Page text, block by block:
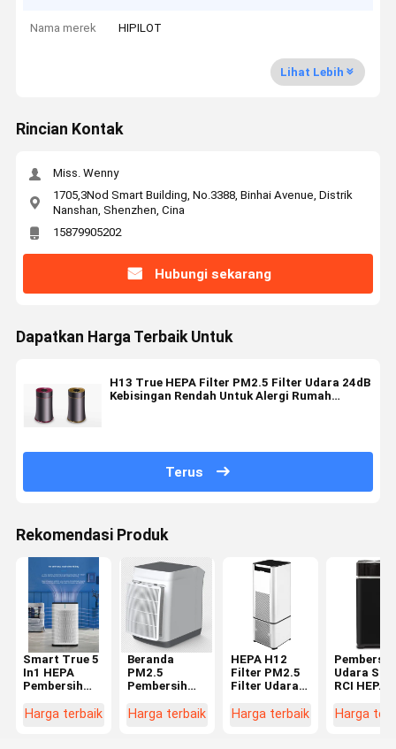
Nama merek HIPILOT
Lihat Lebih
Rincian Kontak
Miss. Wenny
1705,3Nod Smart Building, No.3388, Binhai Avenue, Distrik
Nanshan, Shenzhen, Cina
15879905202
Hubungi sekarang
Dapatkan Harga Terbaik Untuk
H13 True HEPA Filter PM2.5 Filter Udara 24dB
Kebisingan Rendah Untuk Alergi Rumah
Terus
Rekomendasi Produk
Smart True 5
In1 HEPA
Pembersih
Ruangan
Harga terbaik
Beranda
PM2.5
Pembersih
Saluran Hepa
Harga terbaik
HEPA H12
Filter PM2.5
Filter Udara
Pembersih
Harga terbaik
Pembersih
Udara
RCI HEPA
Lapisan
Harga